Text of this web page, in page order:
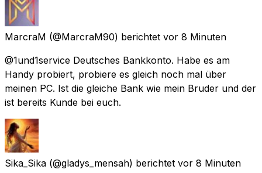
MarcraM (@MarcraM90) berichtet vor 8 Minuten
@1und1service Deutsches Bankkonto. Habe es am
Handy probiert, probiere es gleich noch mal über
meinen PC. Ist die gleiche Bank wie mein Bruder und der
ist bereits Kunde bei euch.
Sika_Sika (@gladys_mensah) berichtet vor 8 Minuten